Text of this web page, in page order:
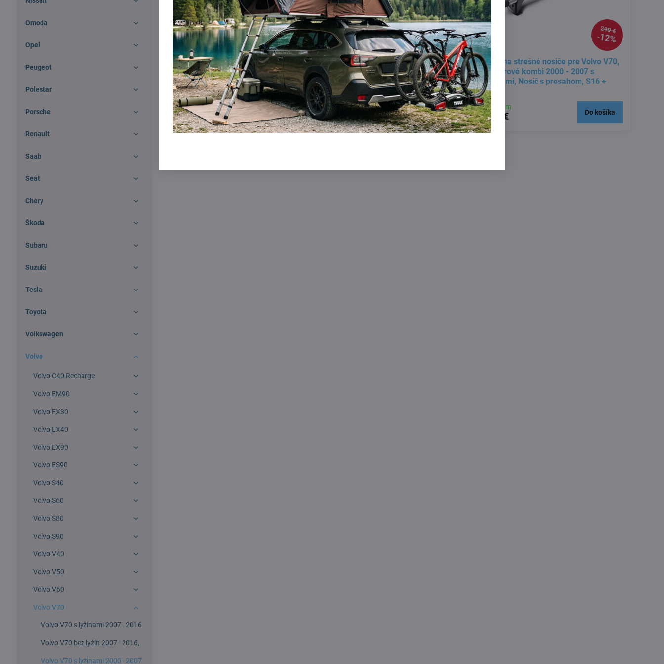
Thule WingBar EVO RaisedRails Black
127cm pre vozidlá s lyžinami
Skladom
309 € Do košíka
249 €
12%
Yakima strešné nosiče pre Volvo V70,
5 dverové kombi 2000 - 2007 s
lyžinami S55
Skladom
219 € Do košíka
299 €
12%
Yakima strešné nosiče pre Volvo V70,
5 dverové kombi 2000 - 2007 s
lyžinami, Nosič s presahom, S16 +
K328
Skladom
263 € Do košíka
Omoda
Opel
Peugeot
Polestar
Porsche
Renault
Saab
Seat
Chery
Škoda
Subaru
Suzuki
Tesla
Toyota
Volkswagen
Volvo
Volvo C40 Recharge
Volvo EM90
Volvo EX30
Volvo EX40
Volvo EX90
Volvo ES90
Volvo S40
Volvo S60
Volvo S80
Volvo S90
Volvo V40
Volvo V50
Volvo V60
Volvo V70
Volvo V70 s lyžinami 2007 - 2016
Volvo V70 bez lyžín 2007 - 2016,
Volvo V70 s lyžinami 2000 - 2007